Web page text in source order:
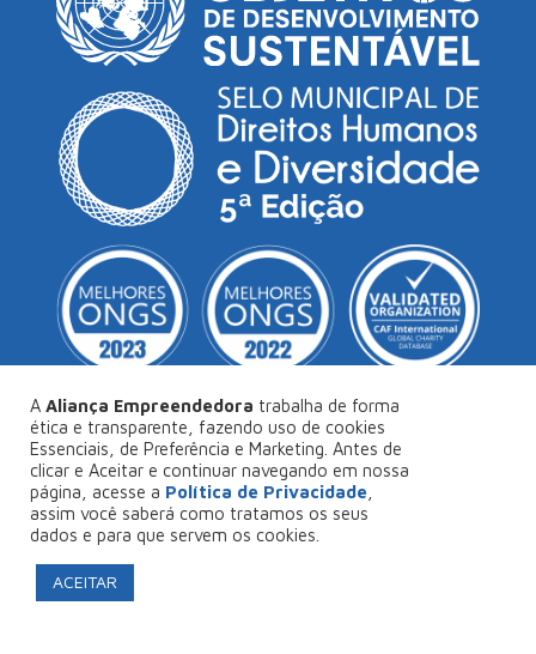
FAÇA SEU PROJETO CONOSCO
© Copyright 2026Aliança Empreendedora
Desenvolvido porCollabs
Política de Privacidade
A Aliança Empreendedora trabalha de forma
ética e transparente, fazendo uso de cookies
Essenciais, de Preferência e Marketing. Antes de
clicar e Aceitar e continuar navegando em nossa
página, acesse a Política de Privacidade
assim você saberá como tratamos os seus
dados e para que servem os cookies.
ACEITAR